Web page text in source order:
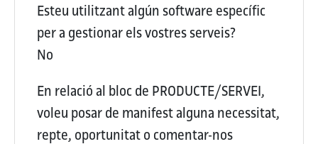
Esteu utilitzant algún software específic
per a gestionar els vostres serveis?
No
En relació al bloc de PRODUCTE/SERVEI,
voleu posar de manifest alguna necessitat,
repte, oportunitat o comentar-nos